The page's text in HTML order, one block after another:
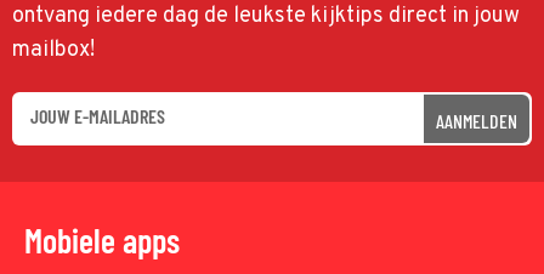
ontvang iedere dag de leukste kijktips direct in jouw
mailbox!
AANMELDEN
Mobiele apps